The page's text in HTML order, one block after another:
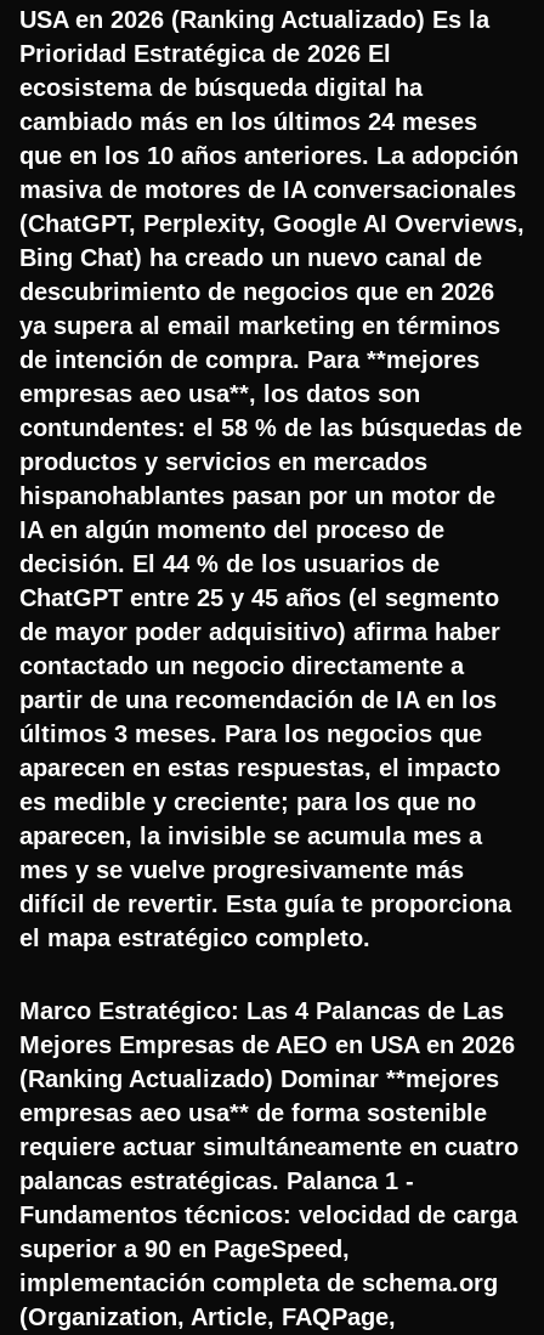
USA en 2026 (Ranking Actualizado) Es la
Prioridad Estratégica de 2026 El
ecosistema de búsqueda digital ha
cambiado más en los últimos 24 meses
que en los 10 años anteriores. La adopción
masiva de motores de IA conversacionales
(ChatGPT, Perplexity, Google AI Overviews,
Bing Chat) ha creado un nuevo canal de
descubrimiento de negocios que en 2026
ya supera al email marketing en términos
de intención de compra. Para **mejores
empresas aeo usa**, los datos son
contundentes: el 58 % de las búsquedas de
productos y servicios en mercados
hispanohablantes pasan por un motor de
IA en algún momento del proceso de
decisión. El 44 % de los usuarios de
ChatGPT entre 25 y 45 años (el segmento
de mayor poder adquisitivo) afirma haber
contactado un negocio directamente a
partir de una recomendación de IA en los
últimos 3 meses. Para los negocios que
aparecen en estas respuestas, el impacto
es medible y creciente; para los que no
aparecen, la invisible se acumula mes a
mes y se vuelve progresivamente más
difícil de revertir. Esta guía te proporciona
el mapa estratégico completo.
Marco Estratégico: Las 4 Palancas de Las
Mejores Empresas de AEO en USA en 2026
(Ranking Actualizado) Dominar **mejores
empresas aeo usa** de forma sostenible
requiere actuar simultáneamente en cuatro
palancas estratégicas. Palanca 1 -
Fundamentos técnicos: velocidad de carga
superior a 90 en PageSpeed,
implementación completa de schema.org
(Organization, Article, FAQPage,